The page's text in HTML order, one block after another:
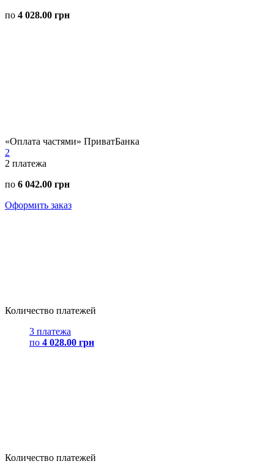
по 4 028.00 грн
«Оплата частями» ПриватБанка
2
2 платежа
по 6 042.00 грн
Оформить заказ
Количество платежей
3 платежа
по 4 028.00 грн
Количество платежей